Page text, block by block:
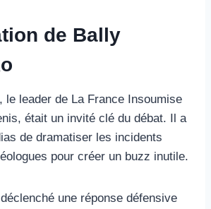
de Bally
le leader de La France Insoumise
était un invité clé du débat. Il a
de dramatiser les incidents
pour créer un buzz inutile.
une réponse défensive